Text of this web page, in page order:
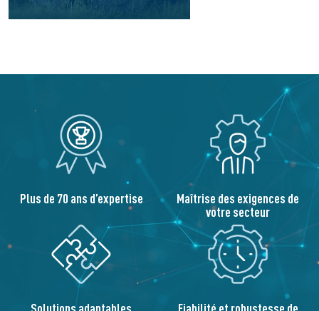
Plus de 70 ans d’expertise Maîtrise des exigences de
votre secteur